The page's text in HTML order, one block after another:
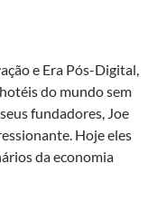
e Era Pós-Digital,
do mundo sem
fundadores, Joe
Hoje eles
da economia